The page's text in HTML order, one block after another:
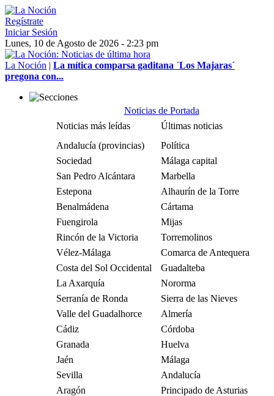
Regístrate
Iniciar Sesión
Lunes, 10 de Agosto de 2026 - 2:23 pm
La Noción | La mítica comparsa gaditana ´Los Majaras´
pregona con...
Noticias de Portada
Noticias más leídas
Últimas noticias
Andalucía (provincias)
Política
Sociedad
Málaga capital
San Pedro Alcántara
Marbella
Estepona
Alhaurín de la Torre
Benalmádena
Cártama
Fuengirola
Mijas
Rincón de la Victoria
Torremolinos
Vélez-Málaga
Comarca de Antequera
Costa del Sol Occidental
Guadalteba
La Axarquía
Nororma
Serranía de Ronda
Sierra de las Nieves
Valle del Guadalhorce
Almería
Cádiz
Córdoba
Granada
Huelva
Jaén
Málaga
Sevilla
Andalucía
Aragón
Principado de Asturias